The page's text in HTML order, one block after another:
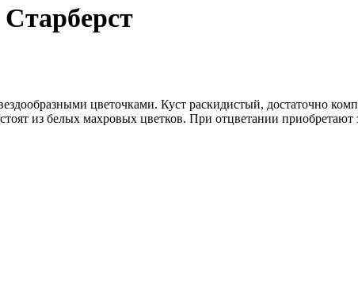
цветочками. Куст раскидистый, достаточно
из белых махровых цветков. При отцветании